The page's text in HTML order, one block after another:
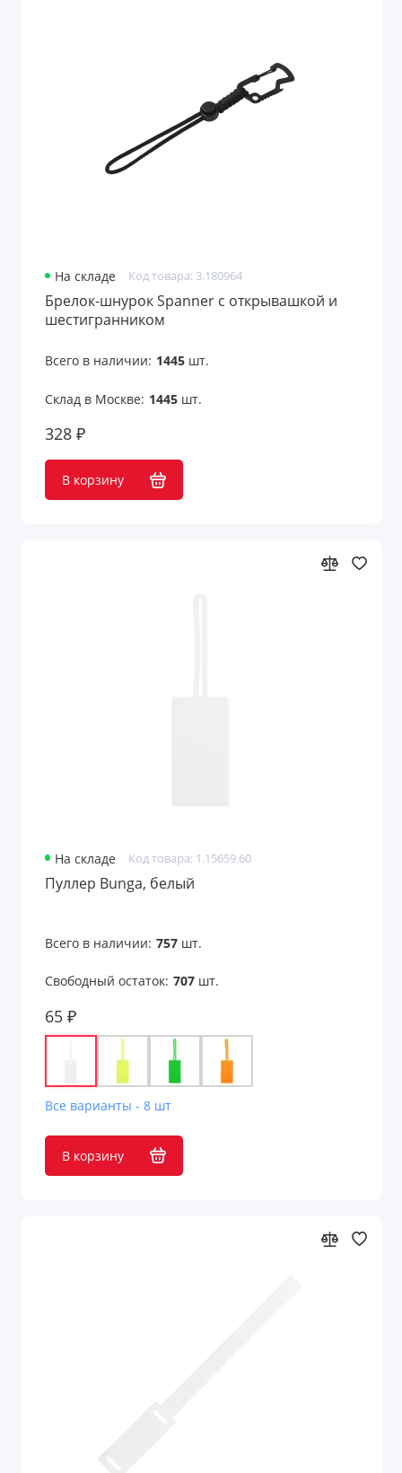
На складе Код товара: 3.180964
Брелок-шнурок Spanner с открывашкой и
шестигранником
Всего в наличии: 1445шт.
Склад в Москве: 1445шт.
328 ₽
В корзину
На складе Код товара: 1.15659.60
Пуллер Bunga, белый
Всего в наличии: 757шт.
Свободный остаток: 707шт.
65 ₽
Все варианты - 8 шт
В корзину